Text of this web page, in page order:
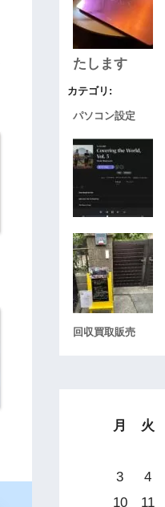
たします
カテゴリ:
パソコン設定
回収買取販売
月
火
3
4
10
11